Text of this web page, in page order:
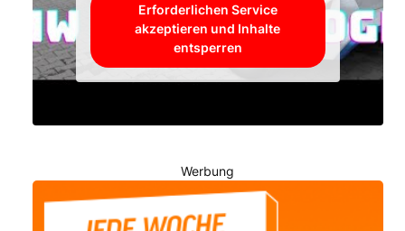
Erforderlichen Service
akzeptieren und Inhalte
entsperren
Werbung